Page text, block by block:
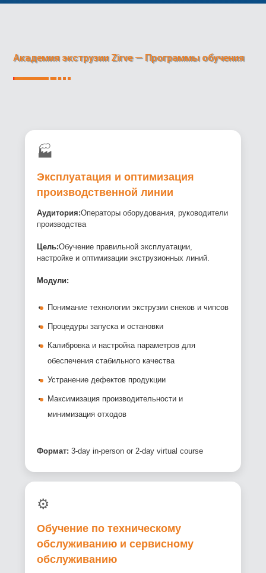
Академия экструзии Zirve — Программы обучения
🏭
Эксплуатация и оптимизация
производственной линии
Аудитория:Операторы оборудования, руководители
производства
Цель:Обучение правильной эксплуатации,
настройке и оптимизации экструзионных линий.
Модули:
Понимание технологии экструзии снеков и чипсов
Процедуры запуска и остановки
Калибровка и настройка параметров для
обеспечения стабильного качества
Устранение дефектов продукции
Максимизация производительности и
минимизация отходов
Формат: 3-day in-person or 2-day virtual course
⚙️
Обучение по техническому
обслуживанию и сервисному
обслуживанию